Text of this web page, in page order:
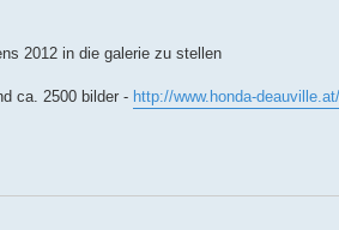
2012 in die galerie zu stellen
ca. 2500 bilder - http://www.honda-